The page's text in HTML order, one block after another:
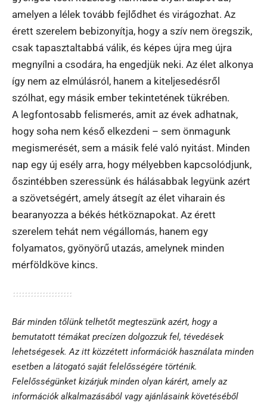
amelyen a lélek tovább fejlődhet és virágozhat. Az
érett szerelem bebizonyítja, hogy a szív nem öregszik,
csak tapasztaltabbá válik, és képes újra meg újra
megnyílni a csodára, ha engedjük neki. Az élet alkonya
így nem az elmúlásról, hanem a kiteljesedésről
szólhat, egy másik ember tekintetének tükrében.
A legfontosabb felismerés, amit az évek adhatnak,
hogy soha nem késő elkezdeni – sem önmagunk
megismerését, sem a másik felé való nyitást. Minden
nap egy új esély arra, hogy mélyebben kapcsolódjunk,
őszintébben szeressünk és hálásabbak legyünk azért
a szövetségért, amely átsegít az élet viharain és
bearanyozza a békés hétköznapokat. Az érett
szerelem tehát nem végállomás, hanem egy
folyamatos, gyönyörű utazás, amelynek minden
mérföldköve kincs.
Bár minden tőlünk telhetőt megteszünk azért, hogy a
bemutatott témákat precízen dolgozzuk fel, tévedések
lehetségesek. Az itt közzétett információk használata minden
esetben a látogató saját felelősségére történik.
Felelősségünket kizárjuk minden olyan kárért, amely az
információk alkalmazásából vagy ajánlásaink követéséből